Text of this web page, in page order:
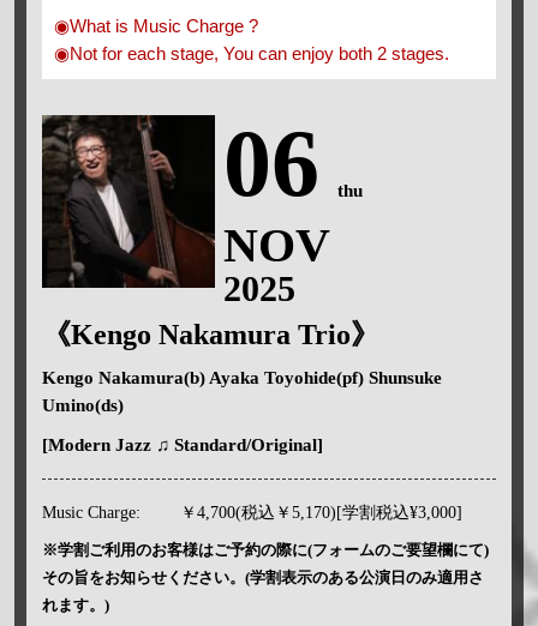
◉What is Music Charge ?
◉Not for each stage, You can enjoy both 2 stages.
06 thu
NOV
2025
《Kengo Nakamura Trio》
Kengo Nakamura(b) Ayaka Toyohide(pf) Shunsuke
Umino(ds)
[Modern Jazz ♫ Standard/Original]
Music Charge: ￥4,700(税込￥5,170)[学割税込¥3,000]
※学割ご利用のお客様はご予約の際に(フォームのご要望欄にて)
その旨をお知らせください。(学割表示のある公演日のみ適用さ
れます。)